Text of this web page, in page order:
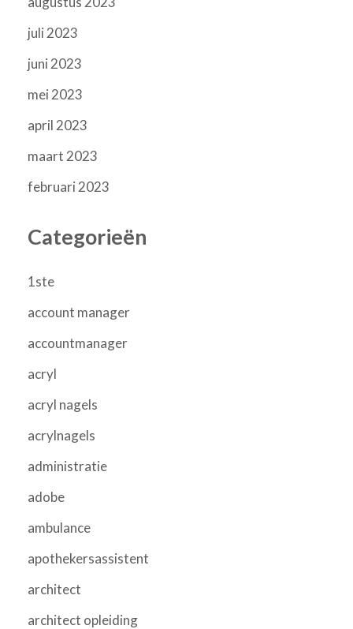
juli 2023
juni 2023
mei 2023
april 2023
maart 2023
februari 2023
Categorieën
1ste
account manager
accountmanager
acryl
acryl nagels
acrylnagels
administratie
adobe
ambulance
apothekersassistent
architect
architect opleiding